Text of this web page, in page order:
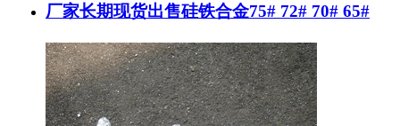
厂家长期现货出售硅铁合金75# 72# 70# 65#